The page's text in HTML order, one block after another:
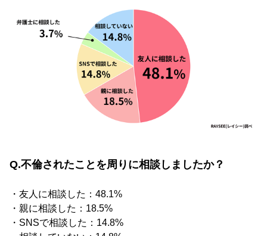
Q.不倫されたことを周りに相談しましたか？
・友人に相談した：48.1%
・親に相談した：18.5%
・SNSで相談した：14.8%